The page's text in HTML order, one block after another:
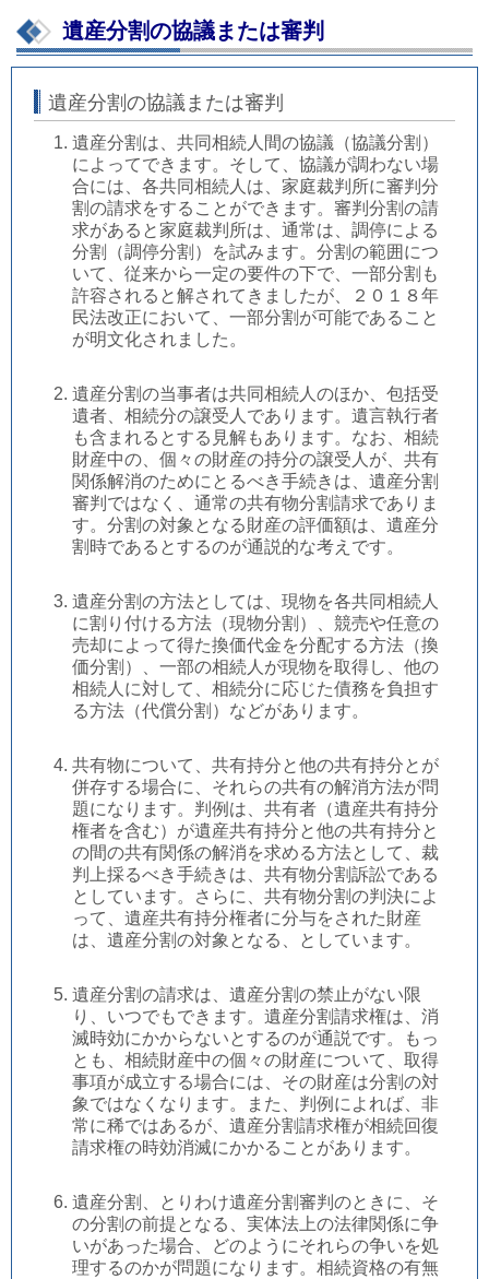
遺産分割の協議または審判
遺産分割の協議または審判
遺産分割は、共同相続人間の協議（協議分割）
によってできます。そして、協議が調わない場
合には、各共同相続人は、家庭裁判所に審判分
割の請求をすることができます。審判分割の請
求があると家庭裁判所は、通常は、調停による
分割（調停分割）を試みます。分割の範囲につ
いて、従来から一定の要件の下で、一部分割も
許容されると解されてきましたが、２０１８年
民法改正において、一部分割が可能であること
が明文化されました。
遺産分割の当事者は共同相続人のほか、包括受
遺者、相続分の譲受人であります。遺言執行者
も含まれるとする見解もあります。なお、相続
財産中の、個々の財産の持分の譲受人が、共有
関係解消のためにとるべき手続きは、遺産分割
審判ではなく、通常の共有物分割請求でありま
す。分割の対象となる財産の評価額は、遺産分
割時であるとするのが通説的な考えです。
遺産分割の方法としては、現物を各共同相続人
に割り付ける方法（現物分割）、競売や任意の
売却によって得た換価代金を分配する方法（換
価分割）、一部の相続人が現物を取得し、他の
相続人に対して、相続分に応じた債務を負担す
る方法（代償分割）などがあります。
共有物について、共有持分と他の共有持分とが
併存する場合に、それらの共有の解消方法が問
題になります。判例は、共有者（遺産共有持分
権者を含む）が遺産共有持分と他の共有持分と
の間の共有関係の解消を求める方法として、裁
判上採るべき手続きは、共有物分割訴訟である
としています。さらに、共有物分割の判決によ
って、遺産共有持分権者に分与をされた財産
は、遺産分割の対象となる、としています。
遺産分割の請求は、遺産分割の禁止がない限
り、いつでもできます。遺産分割請求権は、消
滅時効にかからないとするのが通説です。もっ
とも、相続財産中の個々の財産について、取得
事項が成立する場合には、その財産は分割の対
象ではなくなります。また、判例によれば、非
常に稀ではあるが、遺産分割請求権が相続回復
請求権の時効消滅にかかることがあります。
遺産分割、とりわけ遺産分割審判のときに、そ
の分割の前提となる、実体法上の法律関係に争
いがあった場合、どのようにそれらの争いを処
理するのかが問題になります。相続資格の有無